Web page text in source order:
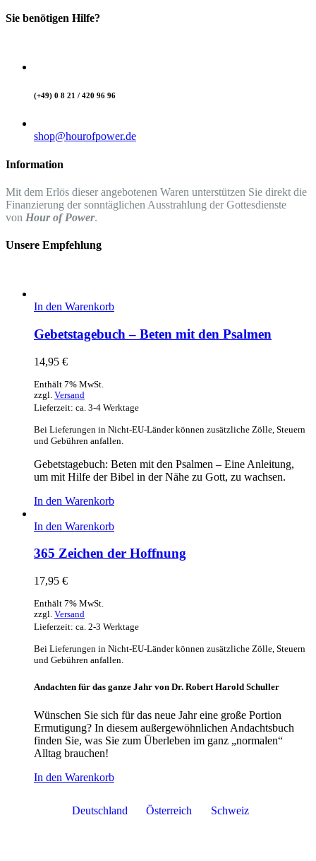
Sie benötigen Hilfe?
(+49) 0 8 21 / 420 96 96
shop@hourofpower.de
Information
Mit dem Erlös dieser angebotenen Waren unterstützen Sie direkt die
Finanzierung der sonntäglichen Ausstrahlung der Gottesdienste
von Hour of Power.
Unsere Empfehlung
In den Warenkorb
Gebetstagebuch – Beten mit den Psalmen
14,95 €
Enthält 7% MwSt.
zzgl. Versand
Lieferzeit: ca. 3-4 Werktage
Bei Lieferungen in Nicht-EU-Länder können zusätzliche Zölle, Steuern
und Gebühren anfallen.
Gebetstagebuch: Beten mit den Psalmen – Eine Anleitung,
um mit Hilfe der Bibel in der Nähe zu Gott, zu wachsen.
In den Warenkorb
In den Warenkorb
365 Zeichen der Hoffnung
17,95 €
Enthält 7% MwSt.
zzgl. Versand
Lieferzeit: ca. 2-3 Werktage
Bei Lieferungen in Nicht-EU-Länder können zusätzliche Zölle, Steuern
und Gebühren anfallen.
Andachten für das ganze Jahr von Dr. Robert Harold Schuller
Wünschen Sie sich für das neue Jahr eine große Portion
Ermutigung? In diesem außergewöhnlichen Andachtsbuch
finden Sie, was Sie zum Überleben im ganz „normalen“
Alltag brauchen!
In den Warenkorb
Deutschland Österreich Schweiz